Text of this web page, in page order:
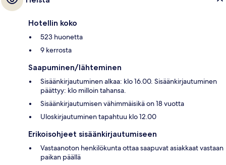
Hotellin koko
523 huonetta
9 kerrosta
Saapuminen/lähteminen
Sisäänkirjautuminen alkaa: klo 16.00. Sisäänkirjautuminen
päättyy: klo milloin tahansa.
Sisäänkirjautumisen vähimmäisikä on 18 vuotta
Uloskirjautuminen tapahtuu klo 12.00
Erikoisohjeet sisäänkirjautumiseen
Vastaanoton henkilökunta ottaa saapuvat asiakkaat vastaan
paikan päällä